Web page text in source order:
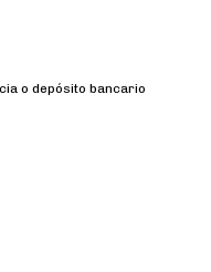
o depósito bancario